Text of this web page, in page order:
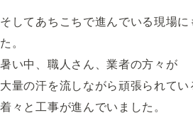
そしてあちこちで進んでいる現場
た。
暑い中、職人さん、業者の方々が
大量の汗を流しながら頑張られて
着々と工事が進んでいました。